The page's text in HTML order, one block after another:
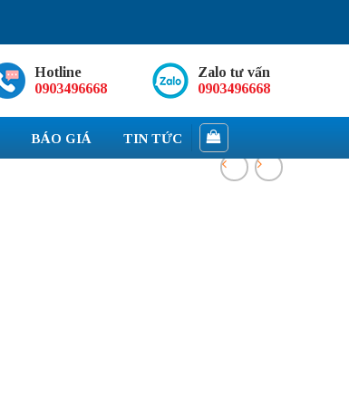
Hotline
0903496668
Zalo tư vấn
0903496668
BÁO GIÁ TIN TỨC